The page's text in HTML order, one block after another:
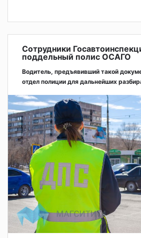
Сотрудники
поддельный полис ОСАГО
Водитель, предъявивший такой
отдел полиции для дальнейших